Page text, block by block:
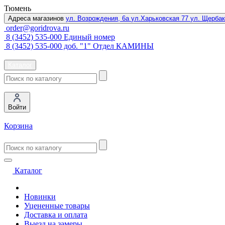
Тюмень
Адреса магазинов ул. Возрождения, 6а ул.Харьковская 77 ул.
order@goridrova.ru
8 (3452) 535-000 Единый номер
8 (3452) 535-000 доб. "1" Отдел КАМИНЫ
Войти
Корзина
Каталог
Новинки
Уцененные товары
Доставка и оплата